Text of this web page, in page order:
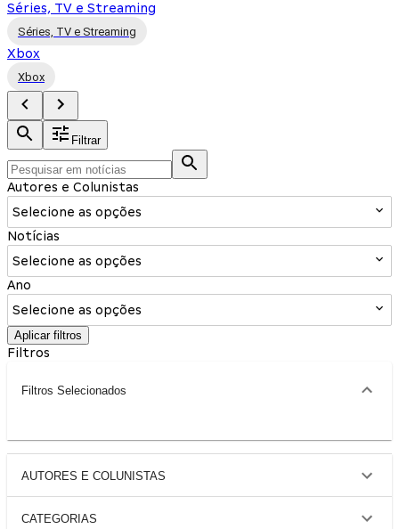
Séries, TV e Streaming
Séries, TV e Streaming
Xbox
Xbox
Filtrar
Autores e Colunistas
Selecione as opções
Notícias
Selecione as opções
Ano
Selecione as opções
Aplicar filtros
Filtros
Filtros Selecionados
AUTORES E COLUNISTAS
CATEGORIAS